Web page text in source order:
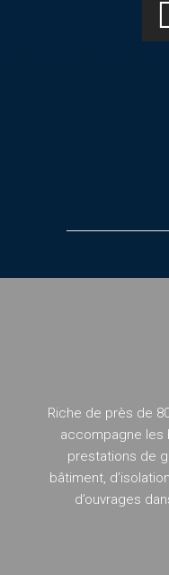
Riche de près de
accompagne les
prestations de
bâtiment,
d’ouvrages